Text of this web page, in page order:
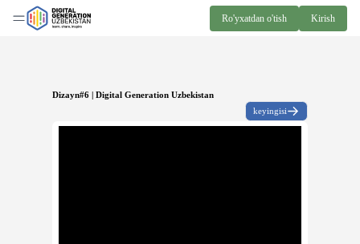
Ro'yxatdan o'tish Kirish
Dizayn#6 | Digital Generation Uzbekistan
keyingisi